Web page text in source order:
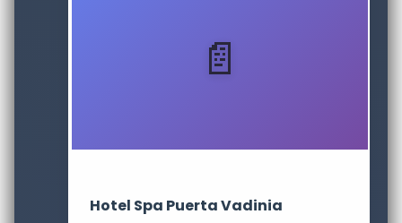
Hotel Spa Puerta Vadinia